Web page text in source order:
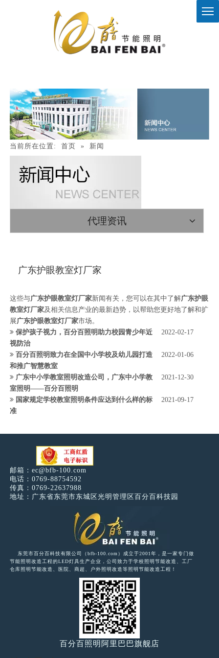
当前所在位置: 首页 » 新闻
代理资讯
广东护眼教室灯厂家
这些与广东护眼教室灯厂家新闻有关，您可以在其中了解广东护眼
教室灯厂家及相关信息产业的最新趋势，以帮助您更好地了解和扩
展广东护眼教室灯厂家市场。
保护孩子视力，百分百照明助力校园青少年近
视防治
2022-02-17
百分百照明致力在全国中小学校及幼儿园打造
和推广智慧教室
2022-01-06
广东中小学教室照明改造公司，广东中小学教
室照明——百分百照明
2021-12-30
国家规定学校教室照明条件应达到什么样的标
准
2021-09-17
邮箱： ec@bfb-100.com
电话：0769-88754592
传真：0769-22637988
地址：广东省东莞市东城区光明管理区百分百科技园
东莞市百分百科技有限公司（bfb-100.com）成立于2001年，是一家专门做
节能照明改造工程的LED灯具生产企业，公司致力于学校照明节能改造、工厂
仓库照明节能改造、医院、商超、户外照明改造等照明节能改造工程！
百分百照明阿里巴巴旗舰店